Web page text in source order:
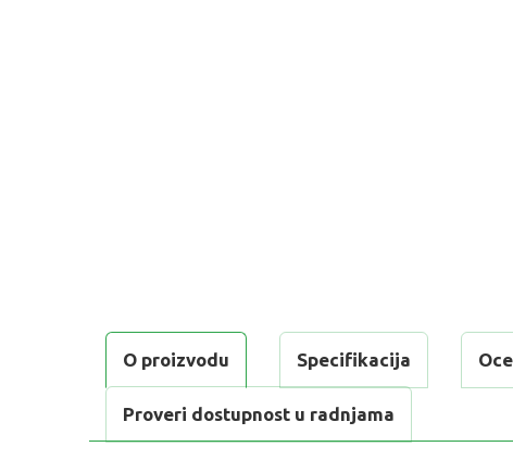
O proizvodu Specifikacija
Proveri dostupnost u radnjama